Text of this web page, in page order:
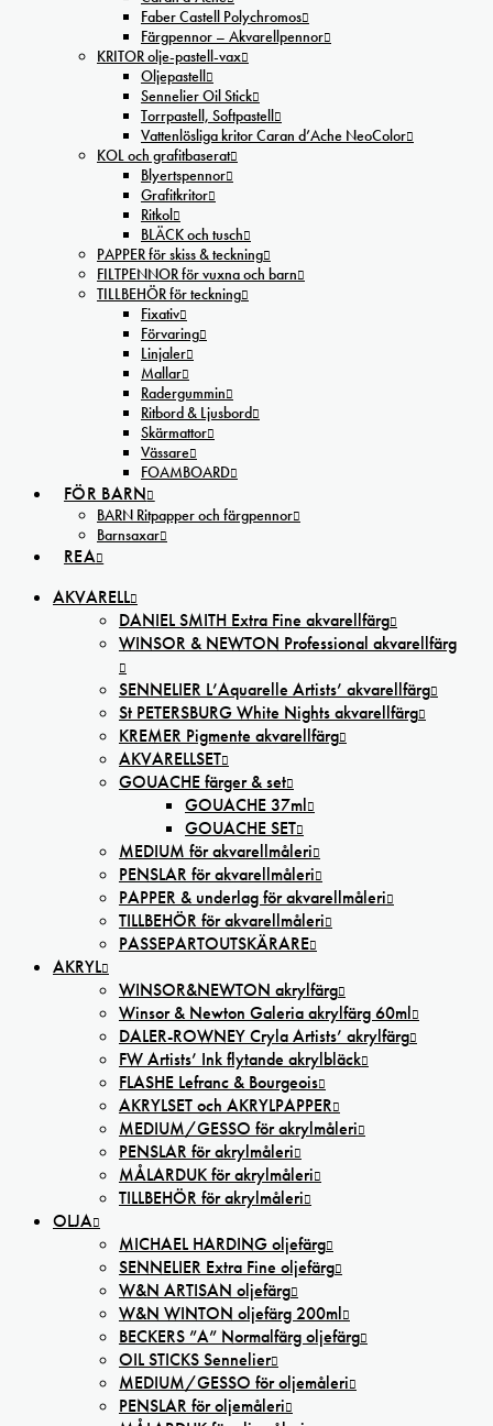
Faber Castell Polychromos
Färgpennor – Akvarellpennor
KRITOR olje-pastell-vax
Oljepastell
Sennelier Oil Stick
Torrpastell, Softpastell
Vattenlösliga kritor Caran d’Ache NeoColor
KOL och grafitbaserat
Blyertspennor
Grafitkritor
Ritkol
BLÄCK och tusch
PAPPER för skiss & teckning
FILTPENNOR för vuxna och barn
TILLBEHÖR för teckning
Fixativ
Förvaring
Linjaler
Mallar
Radergummin
Ritbord & Ljusbord
Skärmattor
Vässare
FOAMBOARD
FÖR BARN
BARN Ritpapper och färgpennor
Barnsaxar
REA
AKVARELL
DANIEL SMITH Extra Fine akvarellfärg
WINSOR & NEWTON Professional akvarellfärg
SENNELIER L’Aquarelle Artists’ akvarellfärg
St PETERSBURG White Nights akvarellfärg
KREMER Pigmente akvarellfärg
AKVARELLSET
GOUACHE färger & set
GOUACHE 37ml
GOUACHE SET
MEDIUM för akvarellmåleri
PENSLAR för akvarellmåleri
PAPPER & underlag för akvarellmåleri
TILLBEHÖR för akvarellmåleri
PASSEPARTOUTSKÄRARE
AKRYL
WINSOR&NEWTON akrylfärg
Winsor & Newton Galeria akrylfärg 60ml
DALER-ROWNEY Cryla Artists’ akrylfärg
FW Artists’ Ink flytande akrylbläck
FLASHE Lefranc & Bourgeois
AKRYLSET och AKRYLPAPPER
MEDIUM/GESSO för akrylmåleri
PENSLAR för akrylmåleri
MÅLARDUK för akrylmåleri
TILLBEHÖR för akrylmåleri
OLJA
MICHAEL HARDING oljefärg
SENNELIER Extra Fine oljefärg
W&N ARTISAN oljefärg
W&N WINTON oljefärg 200ml
BECKERS ”A” Normalfärg oljefärg
OIL STICKS Sennelier
MEDIUM/GESSO för oljemåleri
PENSLAR för oljemåleri